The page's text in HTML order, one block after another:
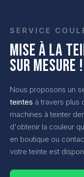
SERVICE
MISE À LA
SUR MESURE !
Nous proposons un
teintes à travers plus
machines à teinter
d'obtenir la couleur
en boutique ou
votre teinte est